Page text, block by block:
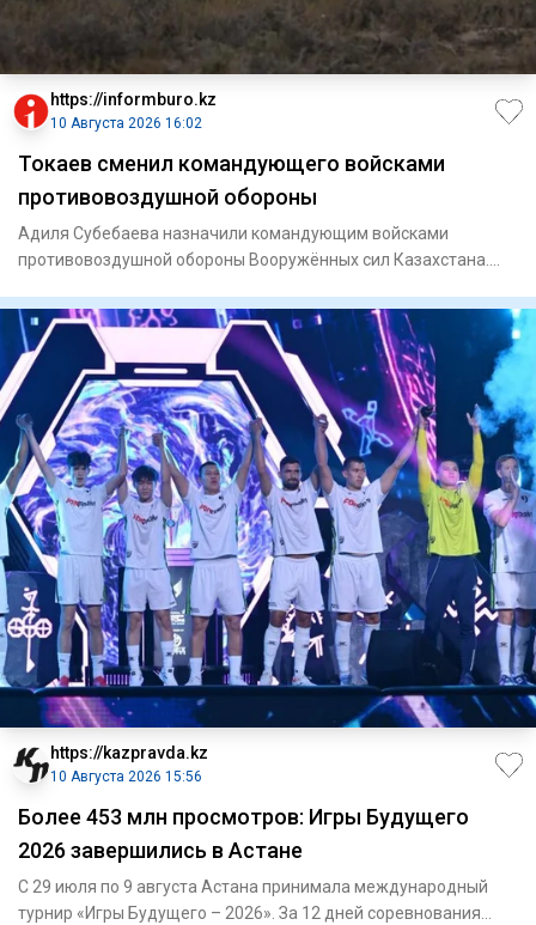
https://informburo.kz
10 Августа 2026 16:02
Токаев сменил командующего войсками
противовоздушной обороны
Адиля Субебаева назначили командующим войсками
противовоздушной обороны Вооружённых сил Казахстана.
https://kazpravda.kz
10 Августа 2026 15:56
Более 453 млн просмотров: Игры Будущего
2026 завершились в Астане
С 29 июля по 9 августа Астана принимала международный
турнир «Игры Будущего – 2026». За 12 дней соревнования